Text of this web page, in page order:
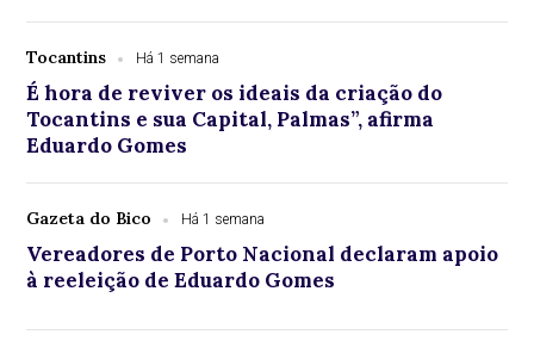
Tocantins Há 1 semana
É hora de reviver os ideais da criação do
Tocantins e sua Capital, Palmas”, afirma
Eduardo Gomes
Gazeta do Bico Há 1 semana
Vereadores de Porto Nacional declaram apoio
à reeleição de Eduardo Gomes